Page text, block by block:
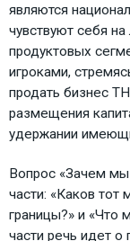
являются
чувствуют себя
продуктовых
игроками,
продать бизнес
размещения
удержании
Вопрос «Зачем
части: «Каков
границы?» и «Что
части речь идет